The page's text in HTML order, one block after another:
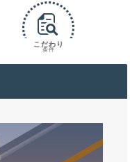
こだわり
条件